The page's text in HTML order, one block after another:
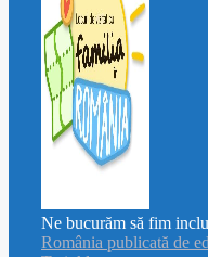
Ne bucurăm să fim
România publicată de